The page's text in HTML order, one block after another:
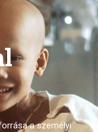
a személyi